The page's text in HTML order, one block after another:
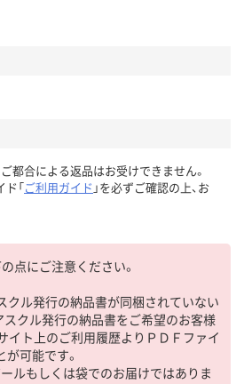
都合による返品はお受けできません。
「ご利用ガイド 」を必ずご確認の上、お
点にご注意ください。
クル発行の納品書が同梱されていない
スクル発行の納品書をご希望のお客様
イト上のご利用履歴よりＰＤＦファイ
可能です。
ールもしくは袋でのお届けではありま